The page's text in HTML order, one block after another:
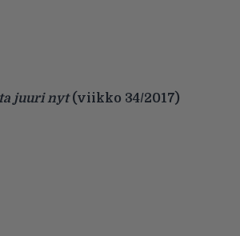
juuri nyt(viikko 34/2017)